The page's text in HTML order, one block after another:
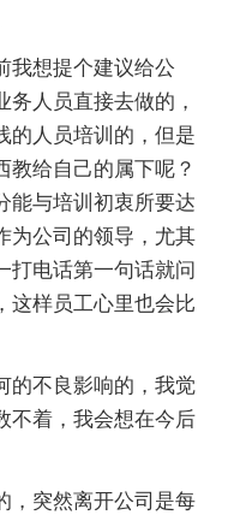
我想提个建议给公
人员直接去做的，
的人员培训的，但是
教给自己的属下呢？
能与培训初衷所要达
为公司的领导，尤其
打电话第一句话就问
这样员工心里也会比
的不良影响的，我觉
不着，我会想在今后
，突然离开公司是每